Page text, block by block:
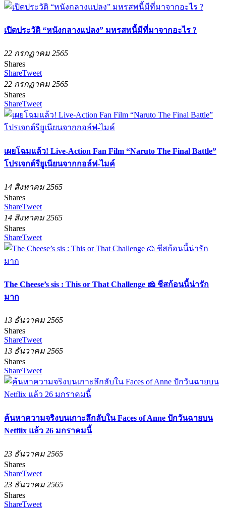
เปิดประวัติ “หนังกลางแปลง” มหรสพนี้มีที่มาจากอะไร​ ?
22 กรกฏาคม 2565
Shares
ShareTweet
22 กรกฏาคม 2565
Shares
ShareTweet
เผยโฉมแล้ว! Live-Action Fan Film “Naruto The Final Battle”
โปรเจกต์รียูเนียนจากกอล์ฟ-ไมค์
14 สิงหาคม 2565
Shares
ShareTweet
14 สิงหาคม 2565
Shares
ShareTweet
The Cheese’s sis : This or That Challenge 🧀 ชีสก้อนนี้น่ารัก
มาก
13 ธันวาคม 2565
Shares
ShareTweet
13 ธันวาคม 2565
Shares
ShareTweet
ค้นหาความจริงบนเกาะลึกลับใน Faces of Anne ปักวันฉายบน
Netflix แล้ว 26 มกราคมนี้
23 ธันวาคม 2565
Shares
ShareTweet
23 ธันวาคม 2565
Shares
ShareTweet